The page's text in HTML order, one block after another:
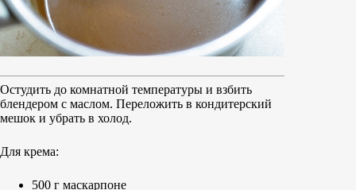
Остудить до комнатной температуры и взбить
блендером с маслом. Переложить в кондитерский
мешок и убрать в холод.
Для крема:
500 г маскарпоне